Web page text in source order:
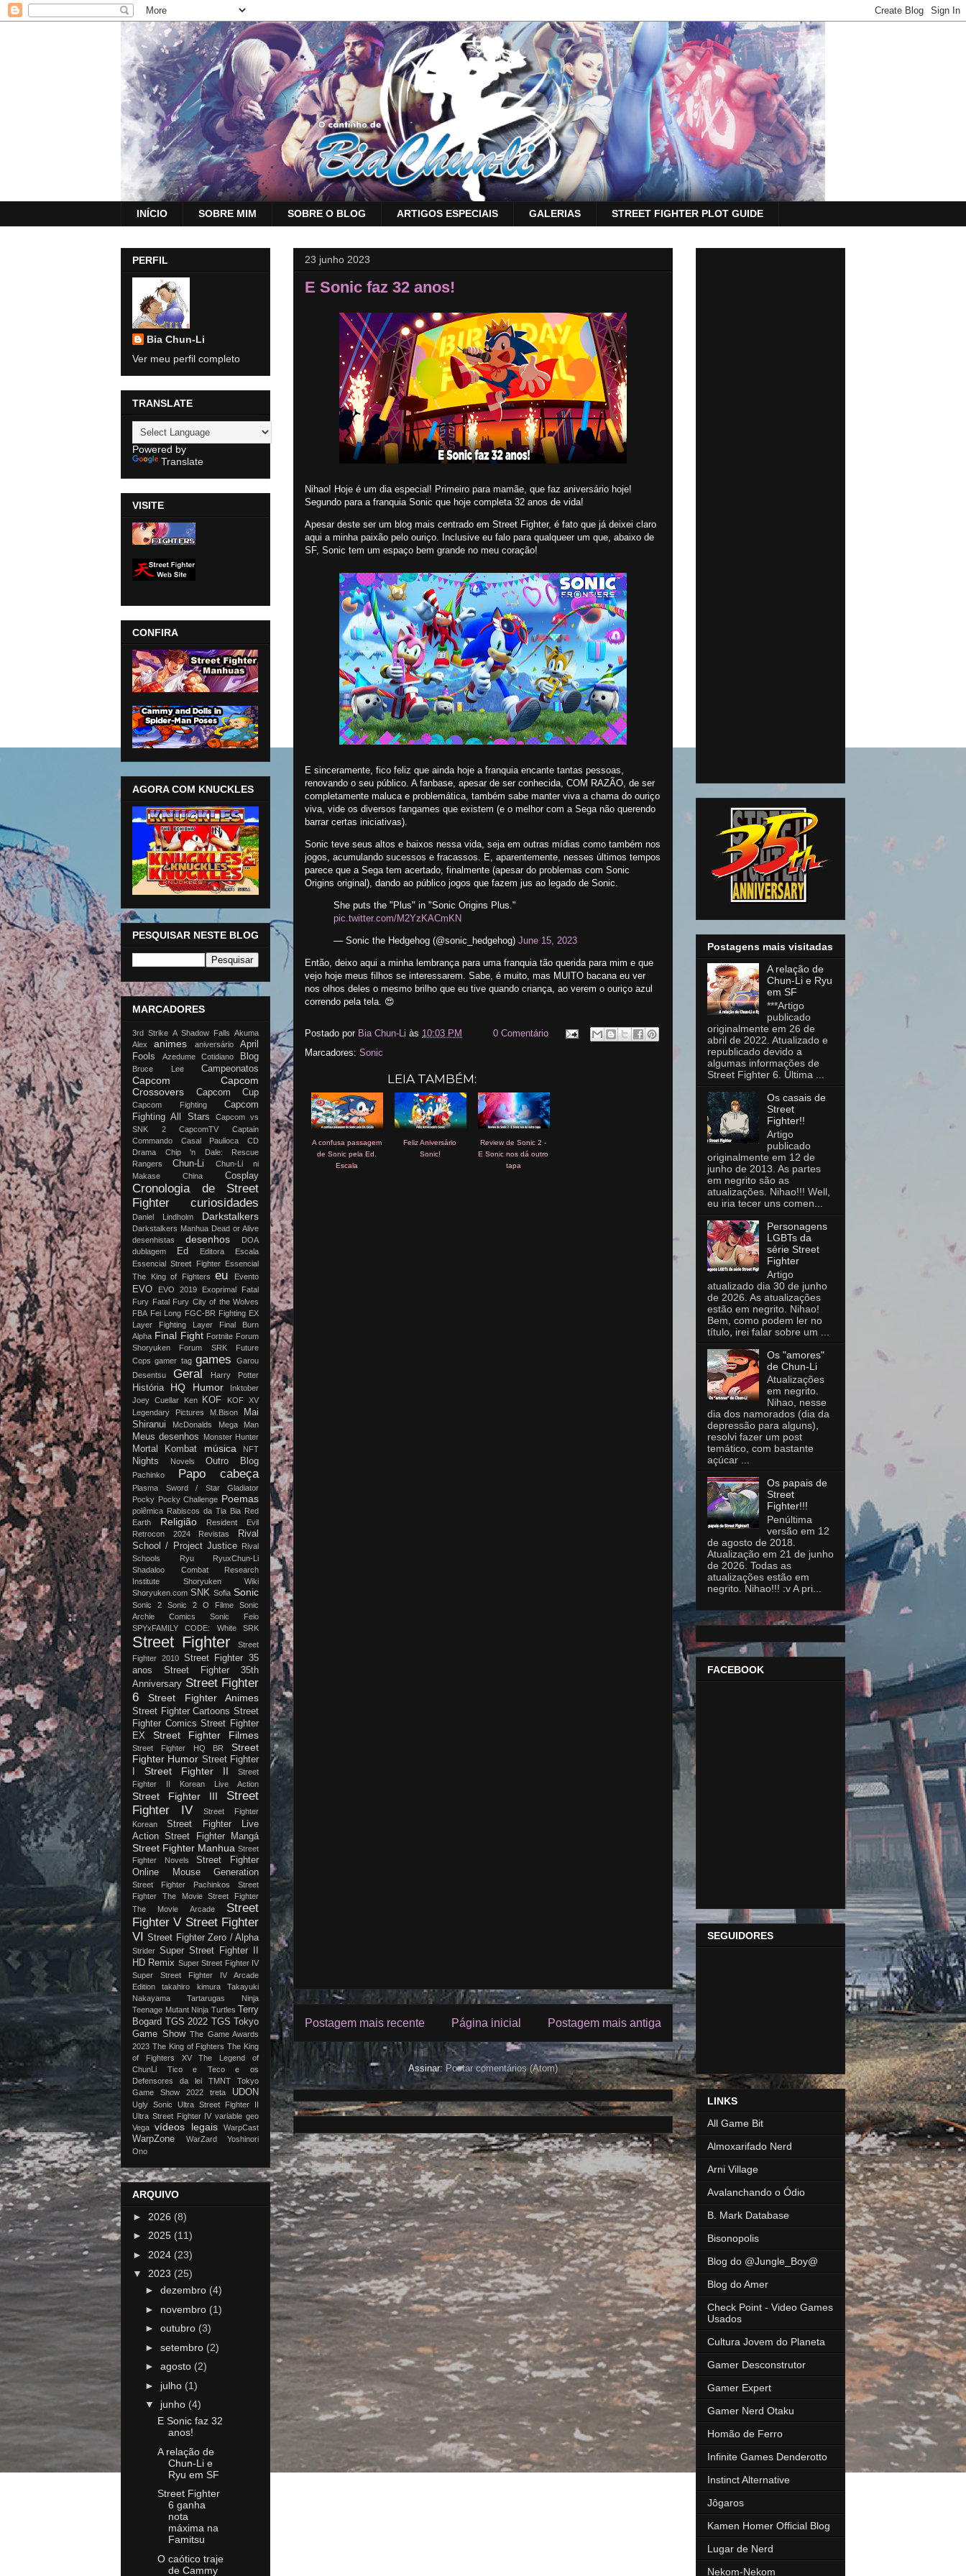
INÍCIO SOBRE MIM SOBRE O BLOG ARTIGOS ESPECIAIS GALERIAS STREET FIGHTER PLOT GUIDE
23 junho 2023
E Sonic faz 32 anos!
Nihao! Hoje é um dia especial! Primeiro para mamãe, que faz aniversário hoje!
Segundo para a franquia Sonic que hoje completa 32 anos de vida!
Apesar deste ser um blog mais centrado em Street Fighter, é fato que já deixei claro
aqui a minha paixão pelo ouriço. Inclusive eu falo para qualqueer um que, abaixo de
SF, Sonic tem um espaço bem grande no meu coração!
E sinceramente, fico feliz que ainda hoje a franquia encante tantas pessoas,
renovando o seu público. A fanbase, apesar de ser conhecida, COM RAZÃO, de ser
completamente maluca e problemática, também sabe manter viva a chama do ouriço
viva, vide os diversos fangames que existem (e o melhor com a Sega não querendo
barrar certas iniciativas).
Sonic teve seus altos e baixos nessa vida, seja em outras mídias como também nos
jogos, acumulando sucessos e fracassos. E, aparentemente, nesses últimos tempos
parece que a Sega tem acertado, finalmente (apesar do problemas com Sonic
Origins original), dando ao público jogos que fazem jus ao legado de Sonic.
She puts the "Plus" in "Sonic Origins Plus."
pic.twitter.com/M2YzKACmKN
— Sonic the Hedgehog (@sonic_hedgehog) June 15, 2023
Então, deixo aqui a minha lembrança para uma franquia tão querida para mim e que
vejo hoje meus filhos se interessarem. Sabe, é muito, mas MUITO bacana eu ver
nos olhos deles o mesmo brilho que eu tive quando criança, ao verem o ouriço azul
correndo pela tela. 😍
Postado por Bia Chun-Li às 10:03 PM
0 Comentário
Marcadores: Sonic
LEIA TAMBÉM:
A confusa passagem
de Sonic pela Ed.
Escala
Feliz Aniversário
Sonic!
Review de Sonic 2 -
E Sonic nos dá outro
tapa
Postagem mais recente Postagem mais antiga
Página inicial
Assinar: Postar comentários (Atom)
PERFIL
Bia Chun-Li
Ver meu perfil completo
TRANSLATE
Powered by
Translate
VISITE
CONFIRA
AGORA COM KNUCKLES
PESQUISAR NESTE BLOG
MARCADORES
3rd Strike A Shadow Falls Akuma
Alex
animes aniversário
April
Fools
Azedume Cotidiano Blog
Bruce Lee Campeonatos
Capcom
Capcom
Crossovers
Capcom Cup
Capcom Fighting
Capcom
Fighting All Stars
Capcom vs
SNK 2
CapcomTV
Captain
Commando
Casal Paulioca
CD
Drama
Chip 'n Dale: Rescue
Rangers
Chun-Li
Chun-Li ni
Makase China
Cosplay
Cronologia de Street
Fighter
curiosidades
Daniel Lindholm Darkstalkers
Darkstalkers Manhua Dead or Alive
desenhistas
desenhos
DOA
dublagem
Ed
Editora Escala
Essencial Street Fighter
Essencial
The King of Fighters
eu Evento
EVO EVO 2019 Exoprimal
Fatal
Fury Fatal Fury City of the Wolves
FBA Fei Long FGC-BR Fighting EX
Layer
Fighting Layer
Final Burn
Alpha Final Fight Fortnite Forum
Shoryuken
Forum SRK
Future
Cops gamer tag games
Garou
Desentsu
Geral Harry Potter
História HQ Humor
Inktober
Joey Cuellar
Ken KOF
KOF XV
Legendary Pictures
M.Bison
Mai
Shiranui
McDonalds Mega Man
Meus desenhos Monster Hunter
Mortal Kombat música NFT
Nights Novels Outro Blog
Pachinko Papo cabeça
Plasma Sword / Star Gladiator
Pocky Pocky Challenge Poemas
polêmica Rabiscos da Tia Bia Red
Earth
Religião
Resident Evil
Retrocon 2024
Revistas
Rival
School / Project Justice
Rival
Schools
Ryu
RyuxChun-Li
Shadaloo Combat Research
Institute
Shoryuken Wiki
Shoryuken.com SNK Sofia Sonic
Sonic 2 Sonic 2 O Filme
Sonic
Archie Comics
Sonic Feio
SPYxFAMILY CODE: White
SRK
Street Fighter
Street
Fighter 2010
Street Fighter 35
anos
Street Fighter 35th
Anniversary Street Fighter
6
Street Fighter Animes
Street Fighter Cartoons Street
Fighter Comics Street Fighter
EX
Street Fighter Filmes
Street Fighter HQ BR
Street
Fighter Humor Street Fighter
Street Fighter II
Street
Fighter II Korean Live Action
Street Fighter III
Street
Fighter IV
Street Fighter
Korean
Street Fighter Live
Action Street Fighter Mangá
Street Fighter Manhua Street
Fighter Novels
Street Fighter
Online Mouse Generation
Street Fighter Pachinkos
Street
Fighter The Movie
Street Fighter
The Movie Arcade
Street
Fighter V Street Fighter
VI Street Fighter Zero / Alpha
Strider Super Street Fighter II
HD Remix Super Street Fighter IV
Super Street Fighter IV Arcade
Edition
takahiro kimura
Takayuki
Nakayama
Tartarugas Ninja
Teenage Mutant Ninja Turtles Terry
Bogard TGS 2022 TGS Tokyo
Game Show The Game Awards
2023 The King of Fighters The King
of Fighters XV
The Legend of
ChunLi
Tico e Teco e os
Defensores da lei
TMNT
Tokyo
Game Show 2022
treta UDON
Ugly Sonic
Ultra Street Fighter II
Ultra Street Fighter IV variable geo
Vega
vídeos legais WarpCast
WarpZone WarZard
Yoshinori
Ono
ARQUIVO
► 2026 (8)
► 2025 (11)
► 2024 (23)
▼ 2023 (25)
► dezembro (4)
► novembro (1)
► outubro (3)
► setembro (2)
► agosto (2)
► julho (1)
▼ junho (4)
E Sonic faz 32
anos!
A relação de
Chun-Li e
Ryu em SF
Street Fighter
6 ganha
nota
máxima na
Famitsu
O caótico traje
de Cammy
Postagens mais visitadas
A relação de
Chun-Li e Ryu
em SF
***Artigo
publicado
originalmente em 26 de
abril de 2022. Atualizado e
republicado devido a
algumas informações de
Street Fighter 6. Última ...
Os casais de
Street
Fighter!!
Artigo
publicado
originalmente em 12 de
junho de 2013. As partes
em negrito são as
atualizações. Nihao!!! Well,
eu iria tecer uns comen...
Personagens
LGBTs da
série Street
Fighter
Artigo
atualizado dia 30 de junho
de 2026. As atualizações
estão em negrito. Nihao!
Bem, como podem ler no
título, irei falar sobre um ...
Os "amores"
de Chun-Li
Atualizações
em negrito.
Nihao, nesse
dia dos namorados (dia da
depressão para alguns),
resolvi fazer um post
temático, com bastante
açúcar ...
Os papais de
Street
Fighter!!!
Penúltima
versão em 12
de agosto de 2018.
Atualização em 21 de junho
de 2026. Todas as
atualizações estão em
negrito. Nihao!!! :v A pri...
FACEBOOK
SEGUIDORES
LINKS
All Game Bit
Almoxarifado Nerd
Arni Village
Avalanchando o Ódio
B. Mark Database
Bisonopolis
Blog do @Jungle_Boy@
Blog do Amer
Check Point - Video Games
Usados
Cultura Jovem do Planeta
Gamer Desconstrutor
Gamer Expert
Gamer Nerd Otaku
Homão de Ferro
Infinite Games Denderotto
Instinct Alternative
Jôgaros
Kamen Homer Official Blog
Lugar de Nerd
Nekom-Nekom